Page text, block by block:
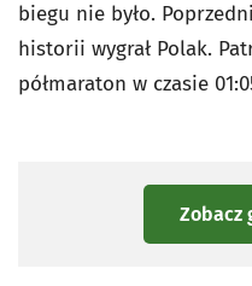
biegu nie było.
historii wygrał Polak.
półmaraton w czasie
Zobacz